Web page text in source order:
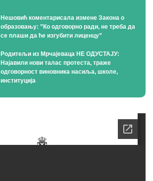
Нешовић коментарисала измене Закона о
образовању: ”Ко одговорно ради, не треба да
се плаши да ће изгубити лиценцу”
Родитељи из Мрчајеваца НЕ ОДУСТАЈУ:
Најавили нови талас протеста, траже
одговорност виновника насиља, школе,
институција